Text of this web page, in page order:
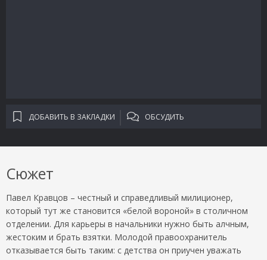
ДОБАВИТЬ В ЗАКЛАДКИ ОБСУДИТЬ
Сюжет
Павел Кравцов – честный и справедливый милиционер,
который тут же становится «белой вороной» в столичном
отделении. Для карьеры в начальники нужно быть алчным,
жестоким и брать взятки. Молодой правоохранитель
отказывается быть таким: с детства он приучен уважать